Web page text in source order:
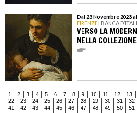
Dal 23 Novembre 2023
FIRENZE | BANCA
VERSO LA
NELLA
1 2 3 4 5 6 7 8 9 10 11 12 13
22
23 24 25 26 27 28 29 30 31 32
41
42 43 44 45 46 47 48 49 50 51